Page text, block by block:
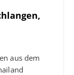
aus dem